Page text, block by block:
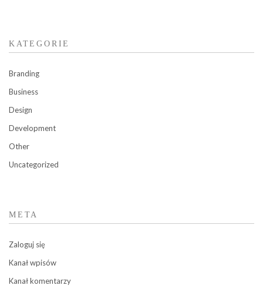
KATEGORIE
Branding
Business
Design
Development
Other
Uncategorized
META
Zaloguj się
Kanał wpisów
Kanał komentarzy